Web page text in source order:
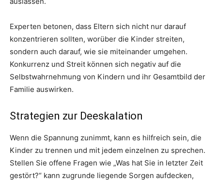
Experten betonen, dass Eltern sich nicht nur darauf
konzentrieren sollten, worüber die Kinder streiten,
sondern auch darauf, wie sie miteinander umgehen.
Konkurrenz und Streit können sich negativ auf die
Selbstwahrnehmung von Kindern und ihr Gesamtbild der
Familie auswirken.
Strategien zur Deeskalation
Wenn die Spannung zunimmt, kann es hilfreich sein, die
Kinder zu trennen und mit jedem einzelnen zu sprechen.
Stellen Sie offene Fragen wie „Was hat Sie in letzter Zeit
gestört?“ kann zugrunde liegende Sorgen aufdecken,